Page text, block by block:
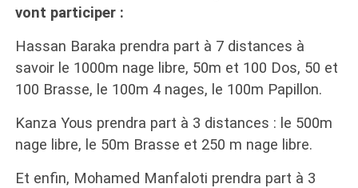
vont participer :
Hassan Baraka prendra part à 7 distances à
savoir le 1000m nage libre, 50m et 100 Dos, 50 et
100 Brasse, le 100m 4 nages, le 100m Papillon.
Kanza Yous prendra part à 3 distances : le 500m
nage libre, le 50m Brasse et 250 m nage libre.
Et enfin, Mohamed Manfaloti prendra part à 3